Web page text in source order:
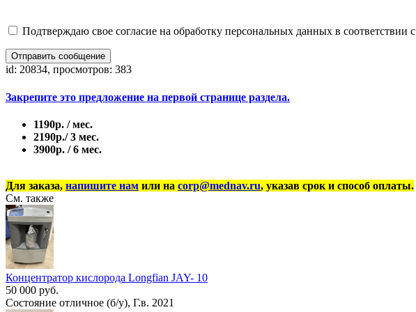
Подтверждаю свое согласие на обработку персональных данных в соответствии с
Отправить сообщение
id: 20834, просмотров: 383
Закрепите это предложение на первой странице раздела.
1190р. / мес.
2190р./ 3 мес.
3900р. / 6 мес.
Для заказа, напишите нам или на corp@mednav.ru, указав срок и способ оплаты.
См. также
Концентратор кислорода Longfian JAY- 10
50 000 руб.
Состояние отличное (б/у), Г.в. 2021